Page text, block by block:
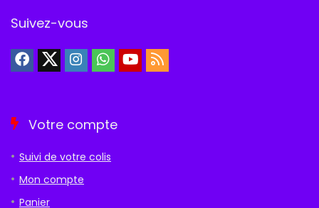
Suivez-vous
Votre compte
Suivi de votre colis
Mon compte
Panier